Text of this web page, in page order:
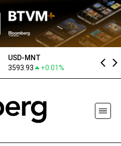
USD-MNT
3593.93
+0.01%